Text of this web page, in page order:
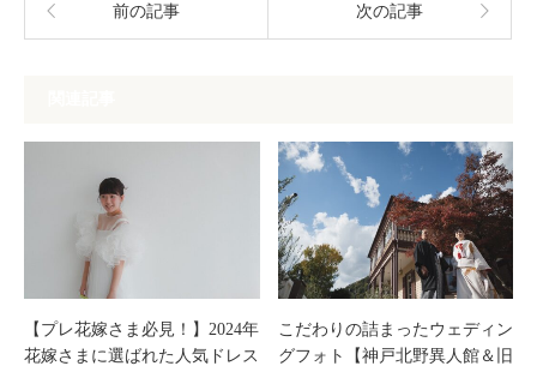
前の記事 次の記事
【プレ花嫁さま必見！】2024年
花嫁さまに選ばれた人気ドレス
こだわりの詰まったウェディン
グフォト【神戸北野異人館＆旧